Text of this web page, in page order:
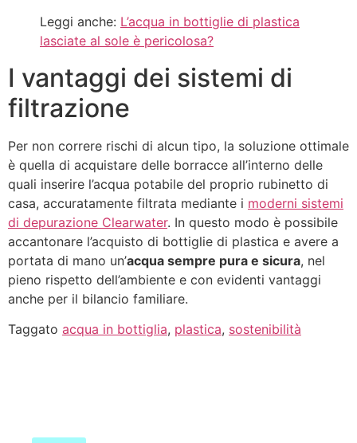
Leggi anche: L’acqua in bottiglie di plastica
lasciate al sole è pericolosa?
I vantaggi dei sistemi di
filtrazione
Per non correre rischi di alcun tipo, la soluzione ottimale
è quella di acquistare delle borracce all’interno delle
quali inserire l’acqua potabile del proprio rubinetto di
casa, accuratamente filtrata mediante i moderni sistemi
di depurazione Clearwater. In questo modo è possibile
accantonare l’acquisto di bottiglie di plastica e avere a
portata di mano un’acqua sempre pura e sicura, nel
pieno rispetto dell’ambiente e con evidenti vantaggi
anche per il bilancio familiare.
Taggato acqua in bottiglia, plastica, sostenibilità